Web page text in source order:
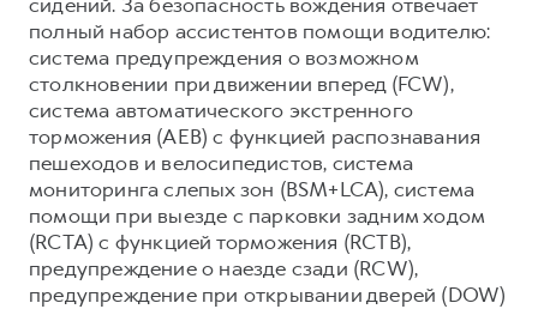
полный набор ассистентов помощи водителю:
система предупреждения о возможном
столкновении при движении вперед (FCW),
система автоматического экстренного
торможения (AEB) с функцией распознавания
пешеходов и велосипедистов, система
мониторинга слепых зон (BSM+LCA), система
помощи при выезде с парковки задним ходом
(RCTA) с функцией торможения (RCTB),
предупреждение о наезде сзади (RCW),
предупреждение при открывании дверей (DOW)